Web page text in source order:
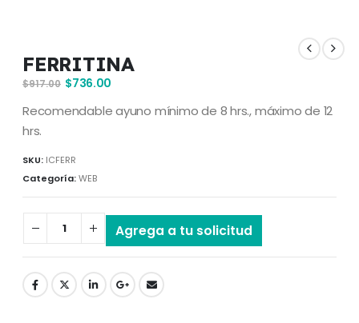
FERRITINA
$917.00 $736.00
Recomendable ayuno mínimo de 8 hrs., máximo de 12
hrs.
SKU: ICFERR
Categoría:WEB
Agrega a tu solicitud